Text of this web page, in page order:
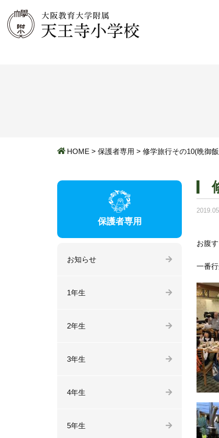
HOME > 保護者専用 > 修学旅行その10(晩御
お腹
一番
保護者専用
お知らせ
1年生
2年生
3年生
4年生
5年生